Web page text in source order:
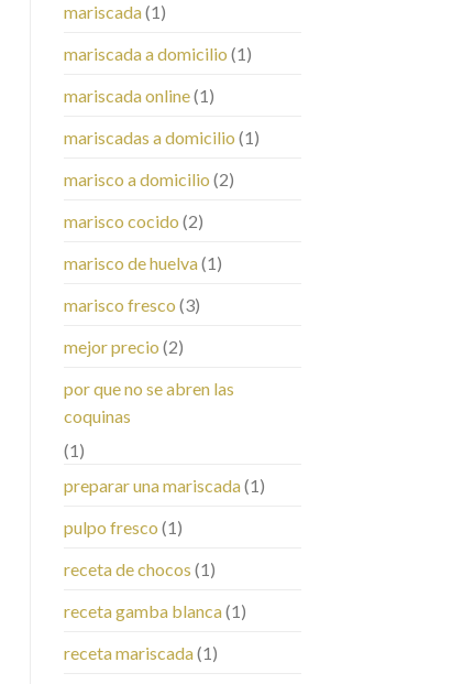
mariscada(1)
mariscada a domicilio (1)
mariscada online(1)
mariscadas a domicilio (1)
marisco a domicilio (2)
marisco cocido (2)
marisco de huelva(1)
marisco fresco (3)
mejor precio (2)
por que no se abren las
coquinas
(1)
preparar una mariscada(1)
pulpo fresco (1)
receta de chocos (1)
receta gamba blanca(1)
receta mariscada(1)